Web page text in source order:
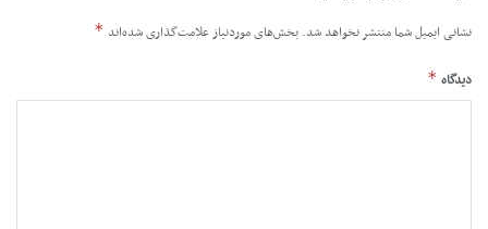
نشانی ایمیل شما منتشر نخواهد شد. بخش‌های موردنیاز علامت‌گذاری شده‌اند *
دیدگاه *